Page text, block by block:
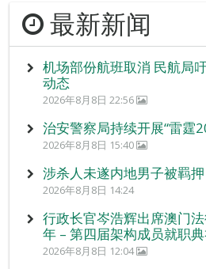
最新新闻
机场部份航班取消 民航局
动态
2026年8月8日 22:56
治安警察局持续开展“雷霆
2026年8月8日 15:40
涉杀人未遂内地男子被羁押
2026年8月8日 14:24
行政长官岑浩辉出席澳门
年 – 第四届架构成员就职典
2026年8月8日 12:04